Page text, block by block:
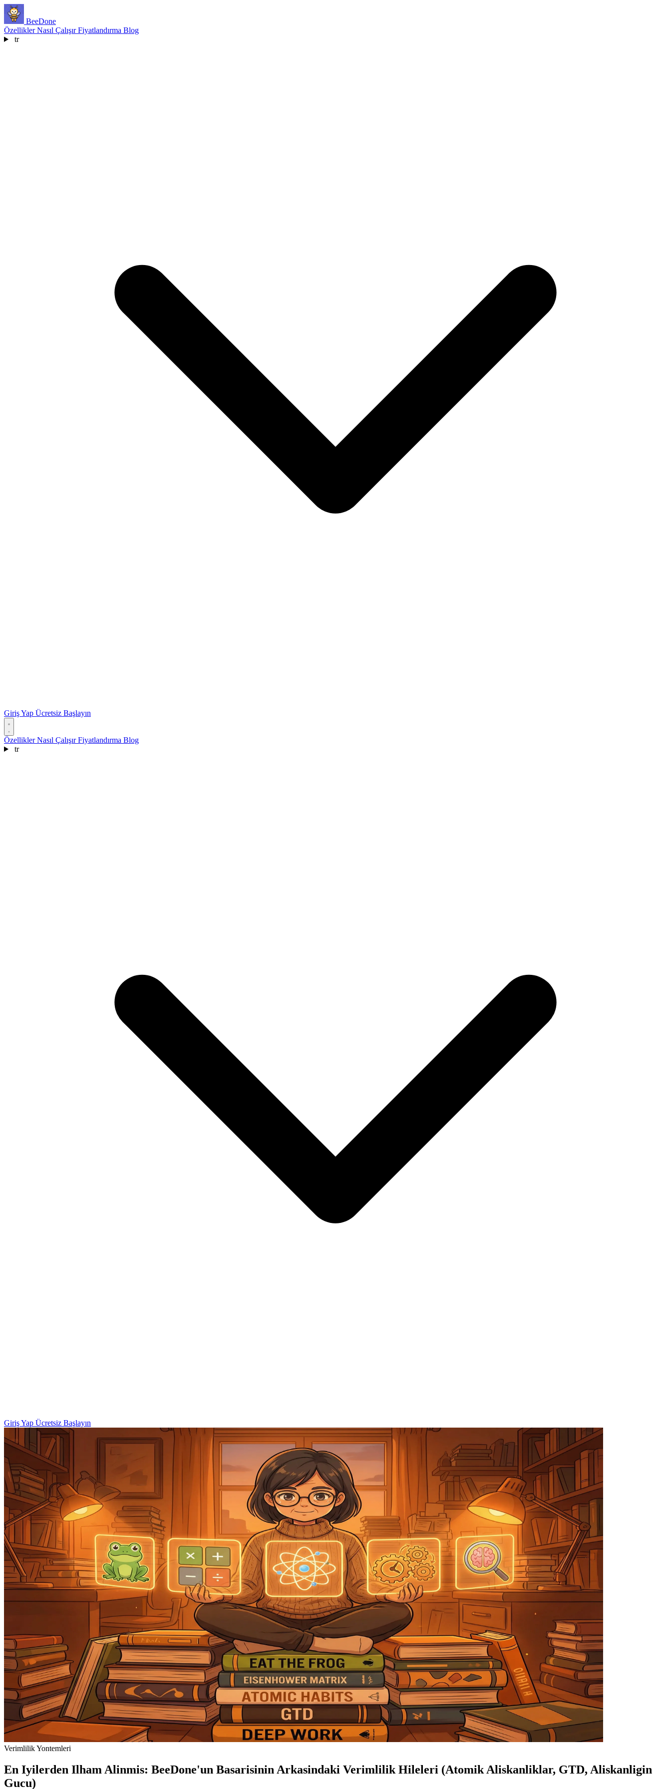
BeeDone
ÖzelliklerNasıl ÇalışırFiyatlandırma Blog
tr
Giriş Yap Ücretsiz Başlayın
ÖzelliklerNasıl ÇalışırFiyatlandırma Blog
tr
Giriş Yap Ücretsiz Başlayın
Verimlilik Yontemleri
En Iyilerden Ilham Alinmis: BeeDone'un Basarisinin Arkasindaki Verimlilik Hileleri (Atomik Aliskanliklar, GTD, Aliskanligin
Gucu)